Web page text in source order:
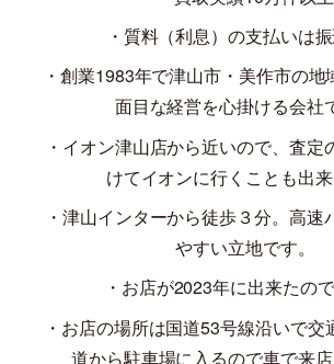
・質料（利息）の支払いは
・創業1983年で津山市・美作市の地
面目な経営を心掛ける会社
・イオン津山店から近いので、査定
けてイオンに行くことも出来
・津山インターから徒歩３分。高速
やすい立地です。
・お店が2023年に出来たので
・お店の場所は国道53号線沿いで交
道から駐車場に入るので車で来店